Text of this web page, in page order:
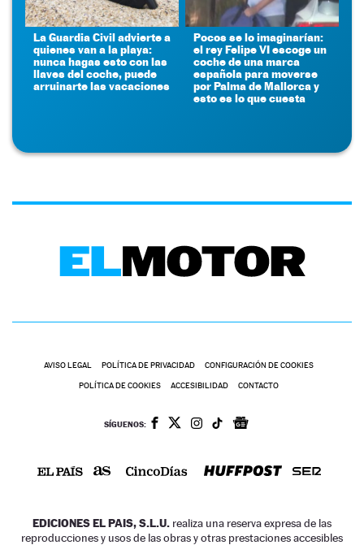
La Guardia Civil advierte a
quienes van a la playa:
nunca hagas esto con las
llaves del coche, puede
arruinarte las vacaciones
Pocos se lo imaginarían:
el rey Felipe VI escoge un
coche de una marca
española para moverse
por Palma de Mallorca y
esto es lo que cuesta
AVISO LEGAL POLÍTICA DE PRIVACIDAD CONFIGURACIÓN DE COOKIES
POLÍTICA DE COOKIES ACCESIBILIDAD CONTACTO
SÍGUENOS:
EDICIONES EL PAIS, S.L.U. realiza una reserva expresa de las
reproducciones y usos de las obras y otras prestaciones accesibles